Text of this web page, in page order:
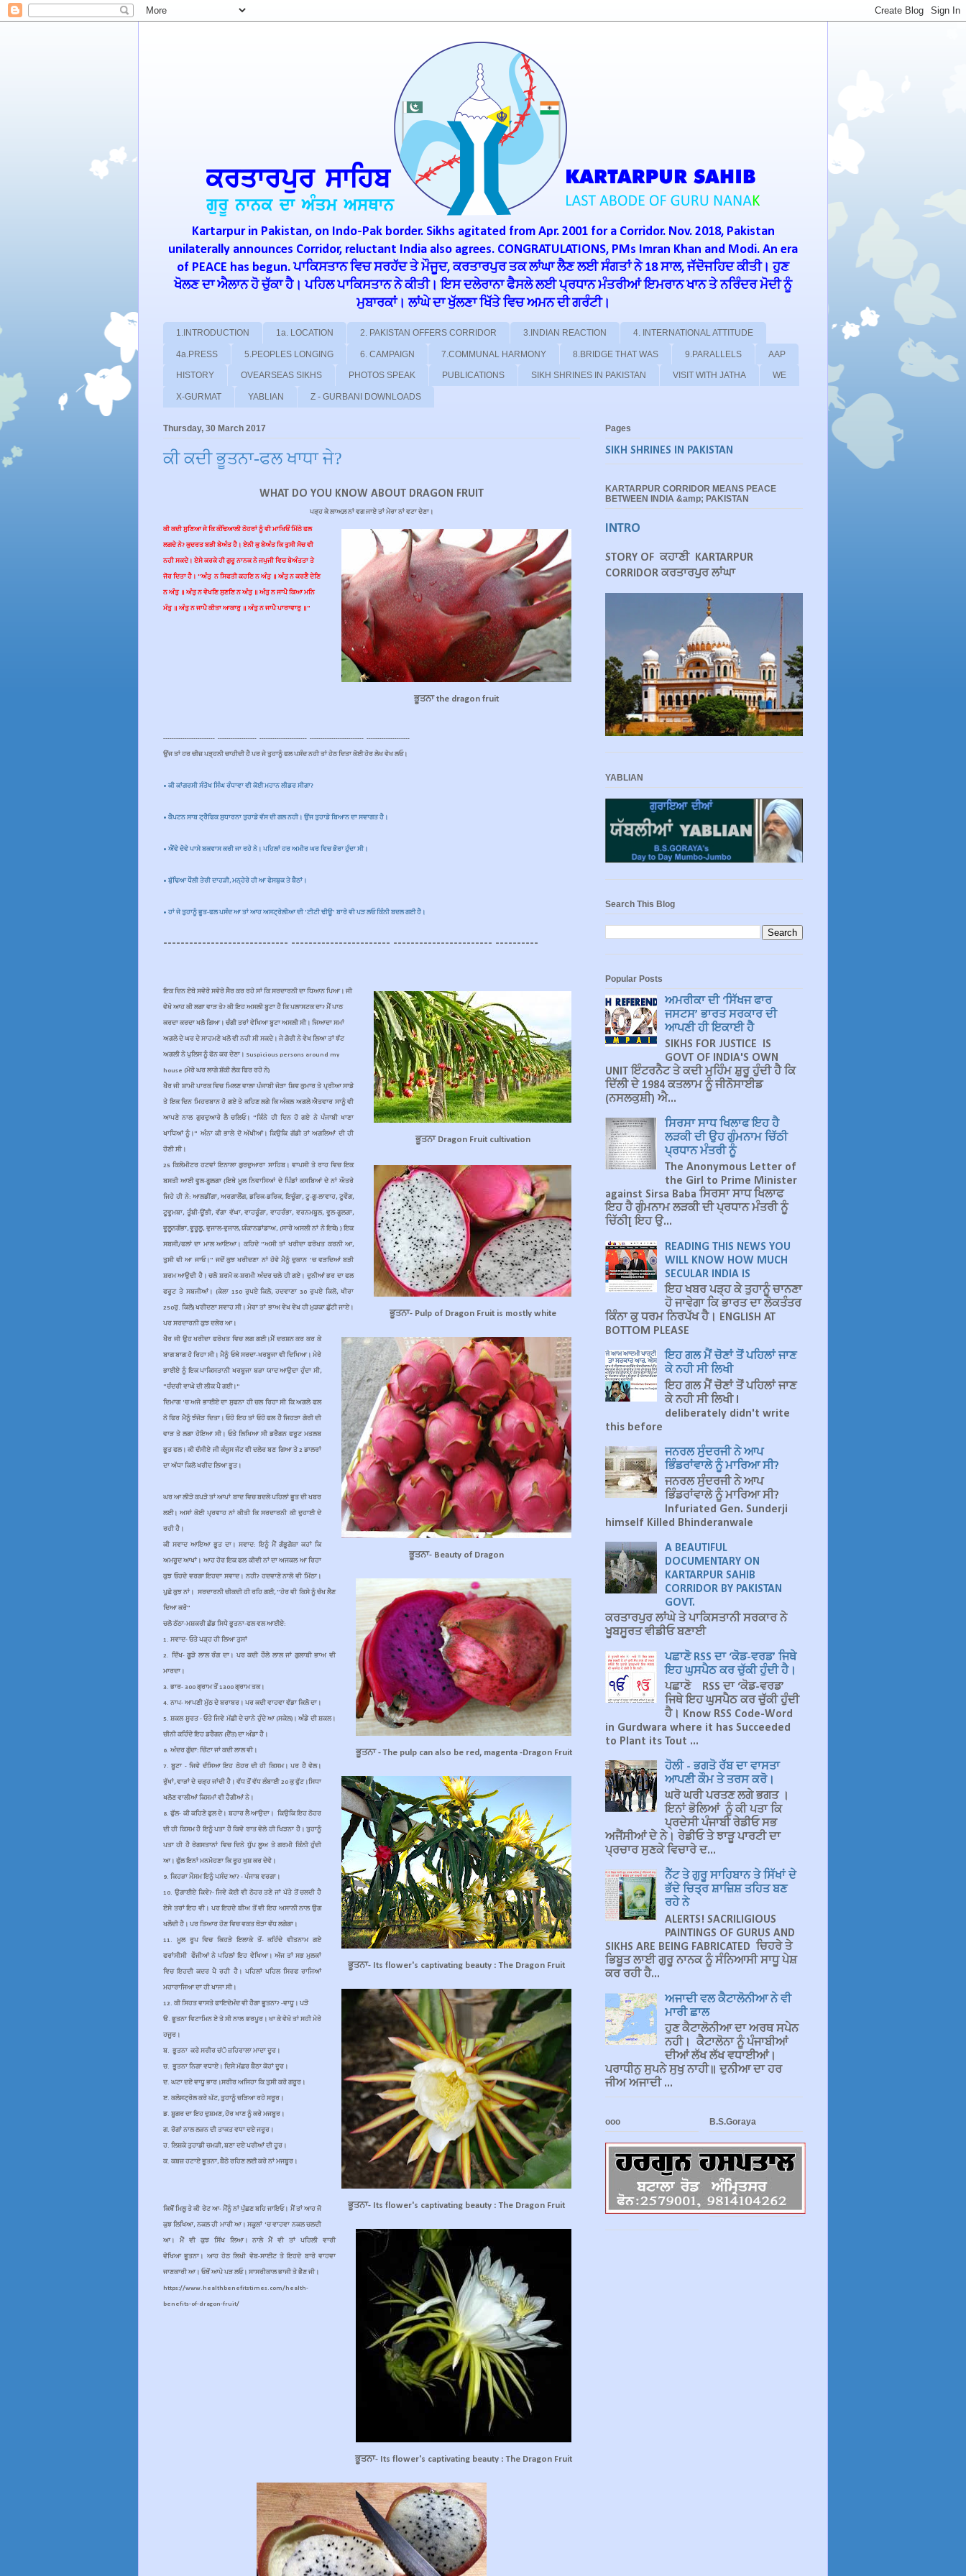
Kartarpur in Pakistan, on Indo-Pak border. Sikhs agitated from Apr. 2001 for a Corridor. Nov. 2018, Pakistan
unilaterally announces Corridor, reluctant India also agrees. CONGRATULATIONS, PMs Imran Khan and Modi. An era
of PEACE has begun. ਪਾਕਿਸਤਾਨ ਵਿਚ ਸਰਹੱਦ ਤੇ ਮੌਜੂਦ, ਕਰਤਾਰਪੁਰ ਤਕ ਲਾਂਘਾ ਲੈਣ ਲਈ ਸੰਗਤਾਂ ਨੇ 18 ਸਾਲ, ਜੱਦੋਜਹਿਦ ਕੀਤੀ। ਹੁਣ
ਖੋਲਣ ਦਾ ਐਲਾਨ ਹੋ ਚੁੱਕਾ ਹੈ। ਪਹਿਲ ਪਾਕਿਸਤਾਨ ਨੇ ਕੀਤੀ। ਇਸ ਦਲੇਰਾਨਾ ਫੈਸਲੇ ਲਈ ਪ੍ਰਧਾਨ ਮੰਤਰੀਆਂ ਇਮਰਾਨ ਖਾਨ ਤੇ ਨਰਿੰਦਰ ਮੋਦੀ ਨੂੰ
ਮੁਬਾਰਕਾਂ। ਲਾਂਘੇ ਦਾ ਖੁੱਲਣਾ ਖਿੱਤੇ ਵਿਚ ਅਮਨ ਦੀ ਗਰੰਟੀ।
1.INTRODUCTION 1a. LOCATION 2. PAKISTAN OFFERS CORRIDOR 3.INDIAN REACTION 4. INTERNATIONAL ATTITUDE
4a.PRESS 5.PEOPLES LONGING 6. CAMPAIGN 7.COMMUNAL HARMONY 8.BRIDGE THAT WAS 9.PARALLELS AAP
HISTORY OVEARSEAS SIKHS PHOTOS SPEAK PUBLICATIONS SIKH SHRINES IN PAKISTAN VISIT WITH JATHA WE
X-GURMAT YABLIAN Z - GURBANI DOWNLOADS
Thursday, 30 March 2017
ਕੀ ਕਦੀ ਭੂਤਨਾ-ਫਲ ਖਾਧਾ ਜੇ?
WHAT DO YOU KNOW ABOUT DRAGON FRUIT
ਪੜ੍ਹ ਕੇ ਲਾਅਲ਼ ਨਾਂ ਵਗ ਜਾਏ ਤਾਂ ਮੇਰਾ ਨਾਂ ਵਟਾ ਦੇਣਾ।
ਭੂਤਨਾ the dragon fruit
ਕੀ ਕਦੀ ਸੁਣਿਆ ਜੇ ਕਿ ਕੰਢਿਆਲੀ ਠੋਹਰਾਂ ਨੂੰ ਵੀ ਮਾਖਿਓਂ ਮਿੱਠੇ ਫਲ
ਲਗਦੇ ਨੇ? ਕੁਦਰਤ ਬੜੀ ਬੇਅੰਤ ਹੈ। ਏਨੀ ਕੁ ਬੇਅੰਤ ਕਿ ਤੁਸੀ ਸੋਚ ਵੀ
ਨਹੀ ਸਕਦੇ। ਏਸੇ ਕਰਕੇ ਹੀ ਗੁਰੂ ਨਾਨਕ ਨੇ ਜਪੁਜੀ ਵਿਚ ਬੇਅੰਤਤਾ ਤੇ
ਜੋਰ ਦਿਤਾ ਹੈ। "ਅੰਤੁ ਨ ਸਿਫਤੀ ਕਹਣਿ ਨ ਅੰਤੁ ॥ ਅੰਤੁ ਨ ਕਰਣੈ ਦੇਣਿ
ਨ ਅੰਤੁ ॥ ਅੰਤੁ ਨ ਵੇਖਣਿ ਸੁਣਣਿ ਨ ਅੰਤੁ ॥ ਅੰਤੁ ਨ ਜਾਪੈ ਕਿਆ ਮਨਿ
ਮੰਤੁ ॥ ਅੰਤੁ ਨ ਜਾਪੈ ਕੀਤਾ ਆਕਾਰੁ ॥ ਅੰਤੁ ਨ ਜਾਪੈ ਪਾਰਾਵਾਰੁ ॥"
------------------------ ------------------ ---------------------- ------------------------- --------------------
ਉਂਜ ਤਾਂ ਹਰ ਚੀਜ਼ ਪੜ੍ਹਨੀ ਚਾਹੀਦੀ ਹੈ ਪਰ ਜੇ ਤੁਹਾਨੂੰ ਫਲ ਪਸੰਦ ਨਹੀ ਤਾਂ ਹੇਠ ਦਿਤਾ ਕੋਈ ਹੋਰ ਲੇਖ ਵੇਖ ਲਓ।
• ਕੀ ਕਾਂਗਰਸੀ ਸੰਤੋਖ ਸਿੰਘ ਰੰਧਾਵਾ ਵੀ ਕੋਈ ਮਹਾਨ ਲੀਡਰ ਸੀਗਾ?
• ਕੈਪਟਨ ਸਾਬ ਟ੍ਰੈਫਿਕ ਸੁਧਾਰਨਾ ਤੁਹਾਡੇ ਵੱਸ ਦੀ ਗਲ ਨਹੀ। ਉਂਜ ਤੁਹਾਡੇ ਬਿਆਨ ਦਾ ਸਵਾਗਤ ਹੈ।
• ਐਂਵੇ ਦੋਵੇ ਪਾਸੇ ਬਕਵਾਸ ਕਰੀ ਜਾ ਰਹੇ ਨੇ। ਪਹਿਲਾਂ ਹਰ ਅਮੀਰ ਘਰ ਵਿਚ ਭੋਰਾ ਹੁੰਦਾ ਸੀ।
• ਬੁੱਢਿਆ ਧੌਲੀ ਤੇਰੀ ਦਾਹੜੀ, ਮਨ੍ਹੇਰੇ ਹੀ ਆ ਫੇਸਬੁਕ ਤੇ ਬੈਠਾਂ।
• ਹਾਂ ਜੇ ਤੁਹਾਨੂੰ ਭੂਤ-ਫਲ ਪਸੰਦ ਆ ਤਾਂ ਆਹ ਅਸਟ੍ਰੇਲੀਆ ਦੀ 'ਟੀਟੀ ਢੀਊ' ਬਾਰੇ ਵੀ ਪੜ ਲਓ ਕਿੰਨੀ ਬਦਲ ਗਈ ਹੈ।
----------------------------- ----------------------- ----------------------- ----------
ਭੂਤਨਾ Dragon Fruit cultivation
ਇਕ ਦਿਨ ਏਥੇ ਸਵੇਰੇ ਸਵੇਰੇ ਸੈਰ ਕਰ ਰਹੇ ਸਾਂ ਕਿ ਸਰਦਾਰਨੀ ਦਾ ਧਿਆਨ ਪਿਆ। ਜੀ
ਵੇਖੋ ਆਹ ਕੀ ਲਗਾ ਵਾੜ ਤੇ? ਕੀ ਇਹ ਅਸਲੀ ਬੂਟਾ ਹੈ ਕਿ ਪਲਾਸਟਕ ਦਾ? ਮੈਂ ਪਾਠ
ਕਰਦਾ ਕਰਦਾ ਖਲੋ ਗਿਆ। ਚੰਗੀ ਤਰਾਂ ਵੇਖਿਆ ਬੂਟਾ ਅਸਲੀ ਸੀ। ਜਿਆਦਾ ਸਮਾਂ
ਅਗਲੇ ਦੇ ਘਰ ਦੇ ਸਾਹਮਣੇ ਖਲੋ ਵੀ ਨਹੀ ਸੀ ਸਕਦੇ। ਜੇ ਗੋਰੀ ਨੇ ਵੇਖ ਲਿਆ ਤਾਂ ਝੱਟ
ਅਗਲੀ ਨੇ ਪੁਲਿਸ ਨੂੰ ਫੋਨ ਕਰ ਦੇਣਾ। Suspicious persons around my
house (ਮੇਰੇ ਘਰ ਲਾਗੇ ਸ਼ੱਕੀ ਲੋਕ ਫਿਰ ਰਹੇ ਨੇ)
ਖੈਰ ਜੀ ਸ਼ਾਮੀ ਪਾਰਕ ਵਿਚ ਮਿਲਣ ਵਾਲਾ ਪੰਜਾਬੀ ਜੋੜਾ ਸ਼ਿਵ ਕੁਮਾਰ ਤੇ ਪ੍ਰੀਆ ਸਾਡੇ
ਤੇ ਇਕ ਦਿਨ ਮਿਹਰਬਾਨ ਹੋ ਗਏ ਤੇ ਕਹਿਣ ਲਗੇ ਕਿ ਅੰਕਲ ਅਗਲੇ ਐਤਵਾਰ ਸਾਨੂੰ ਵੀ
ਆਪਣੇ ਨਾਲ ਗੁਰਦੁਆਰੇ ਲੈ ਚਲਿਓ। "ਕਿੰਨੇ ਹੀ ਦਿਨ ਹੋ ਗਏ ਨੇ ਪੰਜਾਬੀ ਖਾਣਾ
ਖਾਧਿਆਂ ਨੂੰ।" ਅੰਨਾ ਕੀ ਭਾਲੇ ਦੋ ਅੱਖੀਆਂ। ਕਿਉਕਿ ਗੱਡੀ ਤਾਂ ਅਗਲਿਆਂ ਦੀ ਹੀ
ਹੋਣੀ ਸੀ।
ਭੂਤਨਾ- Pulp of Dragon Fruit is mostly white
ਭੂਤਨਾ- Beauty of Dragon
25 ਕਿਲੋਮੀਟਰ ਹਟਵਾਂ ਇਨਾਲਾ ਗੁਰਦੁਆਰਾ ਸਾਹਿਬ। ਵਾਪਸੀ ਤੇ ਰਾਹ ਵਿਚ ਇਕ
ਬਸਤੀ ਆਈ ਵੂਲ-ਗੂਲਗਾ {ਇਥੇ ਮੂਲ ਨਿਵਾਸਿਆਂ ਦੇ ਪਿੰਡਾਂ ਕਸਬਿਆਂ ਦੇ ਨਾਂ ਔਤਰੇ
ਜਿਹੇ ਹੀ ਨੇ: ਆਲਡੀਂਗਾ, ਅਰਗਾਲੌਂਗ, ਡਰਿਕ-ਡਰਿਕ, ਇਚੂੰਗਾ, ਟੂ-ਗੂ-ਲਾਵਾਹ, ਟੂਵੌਗ,
ਟੂਵੂਮਬਾ, ਤੂੰਬੀ-ਊਂਭੀ, ਵੱਗਾ ਵੱਘਾ, ਵਾਹਰੂੰਗਾ, ਵਾਹਰੰਭਾ, ਵਰਨਮਬੂਲ, ਵੂਲ-ਗੂਲਗਾ,
ਵੂਲੂਨਗੱਭਾ, ਵੂਰੂਲੂ, ਵੁਜਾਲ-ਵੁਜਾਲ, ਯੰਕਾਨਡਾਂਡਾਅ, (ਸਾਰੇ ਅਸਲੀ ਨਾਂ ਨੇ ਇਥੇ) } ਇਕ
ਸਬਜੀ/ਫਲਾਂ ਦਾ ਮਾਲ ਆਇਆ। ਕਹਿਦੇ "ਅਸੀ ਤਾਂ ਖਰੀਦਾ ਫਰੋਖਤ ਕਰਨੀ ਆ,
ਤੁਸੀ ਵੀ ਆ ਜਾਓ।" ਜਦੋਂ ਕੁਝ ਖਰੀਦਣਾ ਨਾਂ ਹੋਵੇ ਮੈਨੂੰ ਦੁਕਾਨ 'ਚ ਵੜਦਿਆਂ ਬੜੀ
ਸ਼ਰਮ ਆਉਦੀ ਹੈ। ਚਲੋ ਸ਼ਰਮੋ ਕ-ਸ਼ਰਮੀ ਅੰਦਰ ਚਲੇ ਹੀ ਗਏ। ਦੁਨੀਆਂ ਭਰ ਦਾ ਫਲ
ਫਰੂਟ ਤੇ ਸਬਜੀਆਂ। (ਕੇਲਾ 150 ਰੁਪਏ ਕਿਲੋ, ਹਦਵਾਣਾ 30 ਰੁਪਏ ਕਿਲੋ, ਖੀਰਾ
250ਰੁ. ਕਿਲੋ) ਖਰੀਦਣਾ ਸਵਾਹ ਸੀ। ਮੇਰਾ ਤਾਂ ਭਾਅ ਵੇਖ ਵੇਖ ਹੀ ਮੁੜਕਾ ਛੁੱਟੀ ਜਾਏ।
ਪਰ ਸਰਦਾਰਨੀ ਕੁਝ ਦਲੇਰ ਆ।
ਖੈਰ ਜੀ ਉਹ ਖਰੀਦਾ ਫਰੋਖਤ ਵਿਚ ਲਗ ਗਈ।ਮੈਂ ਦਰਸ਼ਨ ਕਰ ਕਰ ਕੇ
ਬਾਗ ਬਾਗ ਹੋ ਰਿਹਾ ਸੀ। ਮੈਨੂੰ ਓਥੇ ਸਰਦਾ-ਖਰਬੂਜਾ ਵੀ ਦਿਖਿਆ। ਮੇਰੇ
ਭਾਈਏ ਨੂੰ ਇਕ ਪਾਕਿਸਤਾਨੀ ਖਰਬੂਜਾ ਬੜਾ ਯਾਦ ਆਉਦਾ ਹੁੰਦਾ ਸੀ,
"ਚੰਦਰੀ ਵਾਘੇ ਦੀ ਲੀਕ ਪੈ ਗਈ।"
ਦਿਮਾਗ 'ਚ ਅਜੇ ਭਾਈਏ ਦਾ ਸੁਫਨਾ ਹੀ ਚਲ ਰਿਹਾ ਸੀ ਕਿ ਅਗਲੇ ਫਲ
ਨੇ ਫਿਰ ਮੈਨੂੰ ਝੰਜੋੜ ਦਿਤਾ। ਓਹੋ ਇਹ ਤਾਂ ਓਹੋ ਫਲ ਹੈ ਜਿਹੜਾ ਗੋਰੀ ਦੀ
ਵਾੜ ਤੇ ਲਗਾ ਹੋਇਆ ਸੀ। ਓਤੇ ਲਿਖਿਆ ਸੀ ਡਰੈਗਨ ਫਰੂਟ ਮਤਲਬ
ਭੂਤ ਫਲ। ਕੀ ਦੱਸੀਏ ਜੀ ਕੰਜੂਸ ਜੱਟ ਵੀ ਦਲੇਰ ਬਣ ਗਿਆ ਤੇ 2 ਡਾਲਰਾਂ
ਦਾ ਅੱਧਾ ਕਿਲੋ ਖਰੀਦ ਲਿਆ ਭੂਤ।
ਭੂਤਨਾ - The pulp can also be red, magenta -Dragon Fruit
ਘਰ ਆ ਲੀੜੇ ਕਪੜੇ ਤਾਂ ਆਪਾਂ ਬਾਦ ਵਿਚ ਬਦਲੇ ਪਹਿਲਾਂ ਭੂਤ ਦੀ ਖਬਰ
ਲਈ। ਅਸਾਂ ਕੋਈ ਪ੍ਰਵਾਹ ਨਾਂ ਕੀਤੀ ਕਿ ਸਰਦਾਰਨੀ ਕੀ ਦੁਹਾਈ ਦੇ
ਰਹੀ ਹੈ।
ਕੀ ਸਵਾਦ ਆਇਆ ਭੂਤ ਦਾ। ਸਵਾਦ: ਇਨੂੰ ਮੈਂ ਗੱਭੂਗੋਸ਼ਾ ਕਹਾਂ ਕਿ
ਅਮਰੂਦ ਆਖਾਂ। ਆਹ ਹੋਰ ਇਕ ਫਲ ਕੀਵੀ ਨਾਂ ਦਾ ਅਜਕਲ ਆ ਰਿਹਾ
ਕੁਝ ਓਹਦੇ ਵਰਗਾ ਇਹਦਾ ਸਵਾਦ। ਨਹੀ? ਹਦਵਾਣੇ ਨਾਲੋ ਵੀ ਮਿੱਠਾ।
ਪੁਛੋ ਕੁਝ ਨਾਂ। ਸਰਦਾਰਨੀ ਚੀਕਦੀ ਹੀ ਰਹਿ ਗਈ, "ਹੋਰ ਵੀ ਕਿਸੇ ਨੂੰ ਚੱਖ ਲੈਣ
ਦਿਆ ਕਰੋ"
ਚਲੋ ਠੱਠਾ-ਮਸ਼ਕਰੀ ਛੱਡ ਸਿਧੇ ਭੂਤਨਾ-ਫਲ ਵਲ ਆਈਏ:
1. ਸਵਾਦ- ਓਤੇ ਪੜ੍ਹ ਹੀ ਲਿਆ ਤੁਸਾਂ
2. ਦਿੱਖ- ਗੂੜੇ ਲਾਲ ਰੰਗ ਦਾ। ਪਰ ਕਦੀ ਹੌਲੇ ਲਾਲ ਜਾਂ ਗੁਲਾਬੀ ਭਾਅ ਵੀ
ਮਾਰਦਾ।
3. ਭਾਰ- 300 ਗ੍ਰਾਮ ਤੋਂ 1300 ਗ੍ਰਾਮ ਤਕ।
4. ਨਾਪ- ਆਪਣੀ ਮੁੱਠ ਦੇ ਬਰਾਬਰ। ਪਰ ਕਦੀ ਵਾਹਵਾ ਵੱਡਾ ਕਿਲੋ ਦਾ।
5. ਸ਼ਕਲ ਸੂਰਤ - ਓਤੇ ਜਿਵੇ ਮੱਛੀ ਦੇ ਚਾਨੇ ਹੁੰਦੇ ਆ (ਸਕੇਲ)। ਅੰਡੇ ਦੀ ਸ਼ਕਲ।
ਚੀਨੀ ਕਹਿੰਦੇ ਇਹ ਡਰੈਗਨ (ਦੈਂਤ) ਦਾ ਅੰਡਾ ਹੈ।
ਭੂਤਨਾ- Its flower's captivating beauty : The Dragon Fruit
6. ਅੰਦਰ ਗੁੱਦਾ: ਚਿੱਟਾ ਜਾਂ ਕਦੀ ਲਾਲ ਵੀ।
7. ਬੂਟਾ - ਜਿਵੇ ਦੱਸਿਆ ਇਹ ਠੋਹਰ ਦੀ ਹੀ ਕਿਸਮ। ਪਰ ਹੈ ਵੇਲ।
ਰੁੱਖਾਂ, ਵਾੜਾਂ ਦੇ ਚੜ੍ਹ ਜਾਂਦੀ ਹੈ। ਵੱਧ ਤੋਂ ਵੱਧ ਲੰਬਾਈ 20 ਕੁ ਫੁੱਟ।ਸਿਧਾ
ਖਲੋਣ ਵਾਲੀਆਂ ਕਿਸਮਾਂ ਵੀ ਹੈਗੀਆਂ ਨੇ।
8. ਫੁੱਲ- ਕੀ ਕਹਿਣੇ ਫੁਲ ਦੇ। ਬਹਾਰ ਲੈ ਆਉਦਾ। ਕਿਉਕਿ ਇਹ ਠੋਹਰ
ਦੀ ਹੀ ਕਿਸਮ ਹੈ ਇਨੂੰ ਪਤਾ ਹੈ ਕਿਵੇ ਰਾਤ ਵੇਲੇ ਹੀ ਖਿੜਨਾ ਹੈ। ਤੁਹਾਨੂੰ
ਪਤਾ ਹੀ ਹੈ ਰੇਗਸਤਾਨਾਂ ਵਿਚ ਦਿਨੇ ਧੁੱਪ ਲੂਅ ਤੇ ਗਰਮੀ ਕਿੰਨੀ ਹੁੰਦੀ
ਆ। ਫੁੱਲ ਇਨਾਂ ਮਨਮੋਹਣਾ ਕਿ ਰੂਹ ਖੁਸ਼ ਕਰ ਦੇਵੇ।
9. ਕਿਹੜਾ ਮੌਸਮ ਇਨੂੰ ਪਸੰਦ ਆ? - ਪੰਜਾਬ ਵਰਗਾ।
10. ਉਗਾਈਏ ਕਿਵੇ?- ਜਿਵੇ ਕੋਈ ਵੀ ਠੋਹਰ ਤਣੇ ਜਾਂ ਪੱਤੇ ਤੋਂ ਚਲਦੀ ਹੈ
ਏਸੇ ਤਰਾਂ ਇਹ ਵੀ। ਪਰ ਇਹਦੇ ਬੀਅ ਤੋਂ ਵੀ ਇਹ ਅਸਾਨੀ ਨਾਲ ਉਗ
ਖਲੌਦੀ ਹੈ। ਪਰ ਤਿਆਰ ਹੋਣ ਵਿਚ ਵਕਤ ਥੋੜਾ ਵੱਧ ਲਗੇਗਾ।
ਭੂਤਨਾ- Its flower's captivating beauty : The Dragon Fruit
11. ਮੂਲ ਰੂਪ ਵਿਚ ਕਿਹੜੇ ਇਲਾਕੇ ਤੋਂ- ਕਹਿੰਦੇ ਵੀਤਨਾਮ ਗਏ
ਫਰਾਂਸੀਸੀ ਫੌਜੀਆਂ ਨੇ ਪਹਿਲਾਂ ਇਹ ਵੇਖਿਆ। ਅੱਜ ਤਾਂ ਸਭ ਮੁਲਕਾਂ
ਵਿਚ ਇਹਦੀ ਕਦਰ ਪੈ ਰਹੀ ਹੈ। ਪਹਿਲਾਂ ਪਹਿਲ ਸਿਰਫ ਰਾਜਿਆਂ
ਮਹਾਰਾਜਿਆ ਦਾ ਹੀ ਖਾਜਾ ਸੀ।
12. ਕੀ ਸਿਹਤ ਵਾਸਤੇ ਫਾਇਦੇਮੰਦ ਵੀ ਹੈਗਾ ਭੂਤਨਾ? -ਵਾਧੂ। ਪੜੋ
ੳ. ਭੂਤਨਾ ਵਿਟਾਮਿਨ ਏ ਤੇ ਸੀ ਨਾਲ ਭਰਪੂਰ। ਖਾ ਕੇ ਵੇਖੋ ਤਾਂ ਸਹੀ ਮੇਰੇ
ਹਜੂਰ।
ਬ. ਭੂਤਨਾ ਕਰੇ ਸਰੀਰ ਚਂੋ ਜ਼ਹਿਰਾਲਾ ਮਾਦਾ ਦੂਰ।
ਚ. ਭੂਤਨਾ ਨਿਗਾ ਵਧਾਏ। ਦਿਸੇ ਮੱਛਰ ਬੈਠਾ ਕੋਹਾਂ ਦੂਰ।
ਦ. ਘਟਾ ਦਏ ਵਾਧੂ ਭਾਰ।ਸਰੀਰ ਅਜਿਹਾ ਕਿ ਤੁਸੀ ਕਰੋ ਗਰੂਰ।
ੲ. ਕਲੋਸਟ੍ਰੋਲ ਕਰੇ ਘੱਟ, ਤੁਹਾਨੂੰ ਚੜਿਆ ਰਹੇ ਸਰੂਰ।
ਡ. ਸ਼ੂਗਰ ਦਾ ਇਹ ਦੁਸ਼ਮਣ, ਹੋਰ ਖਾਣ ਨੂੰ ਕਰੇ ਮਜਬੂਰ।
ਗ. ਰੋਗਾਂ ਨਾਲ ਲੜਨ ਦੀ ਤਾਕਤ ਵਧਾ ਦਏ ਜਰੂਰ।
ਹ. ਲਿਸ਼ਕੇ ਤੁਹਾਡੀ ਚਮੜੀ, ਬਣਾ ਦਏ ਪਰੀਆਂ ਦੀ ਹੂਰ।
ਕ. ਕਬਜ਼ ਹਟਾਏਭੂਤਨਾ, ਬੈਠੇ ਰਹਿਣ ਲਈ ਕਰੇ ਨਾਂ ਮਜਬੂਰ।
ਭੂਤਨਾ- Its flower's captivating beauty : The Dragon Fruit
ਕਿਥੋਂ ਮਿਲੂ ਤੇ ਕੀ ਰੇਟ ਆ- ਮੈਂਨੂੰ ਨਾਂ ਪੁੱਛਣ ਬਹਿ ਜਾਇਓ। ਮੈਂ ਤਾਂ ਆਹ ਜੋ
ਕੁਝ ਲਿਖਿਆ, ਨਕਲ ਹੀ ਮਾਰੀ ਆ। ਸਕੂਲਾਂ 'ਚ ਵਾਹਵਾ ਨਕਲ ਚਲਦੀ
ਆ। ਮੈਂ ਵੀ ਕੁਝ ਸਿੱਖ ਲਿਆ। ਨਾਲੇ ਮੈਂ ਵੀ ਤਾਂ ਪਹਿਲੀ ਵਾਰੀ
ਵੇਖਿਆਭੂਤਨਾ । ਆਹ ਹੇਠ ਲਿਖੀ ਵੇਬ-ਸਾਈਟ ਤੇ ਇਹਦੇ ਬਾਰੇ ਵਾਹਵਾ
ਜਾਣਕਾਰੀ ਆ। ਓਥੋਂ ਆਪੇ ਪੜ ਲਓ। ਸਾਸਰੀਕਾਲ ਭਾਜੀ ਤੇ ਭੈਣ ਜੀ।
https://www.healthbenefitstimes.com/health-
benefits-of-dragon-fruit/
Pages
SIKH SHRINES IN PAKISTAN
KARTARPUR CORRIDOR MEANS PEACE
BETWEEN INDIA &amp; PAKISTAN
INTRO
STORY OF ਕਹਾਣੀ KARTARPUR
CORRIDOR ਕਰਤਾਰਪੁਰ ਲਾਂਘਾ
YABLIAN
Search This Blog
Popular Posts
ਅਮਰੀਕਾ ਦੀ ‘ਸਿੱਖਜ ਫਾਰ
ਜਸਟਸ’ ਭਾਰਤ ਸਰਕਾਰ ਦੀ
ਆਪਣੀ ਹੀ ਇਕਾਈ ਹੈ
SIKHS FOR JUSTICE IS
GOVT OF INDIA'S OWN
UNIT ਇੰਟਰਨੈਟ ਤੇ ਕਦੀ ਮੁਹਿੰਮ ਸ਼ੁਰੂ ਹੁੰਦੀ ਹੈ ਕਿ
ਦਿੱਲੀ ਦੇ 1984 ਕਤਲਾਮ ਨੂੰ ਜੀਨੋਸਾਈਡ
(ਨਸਲਕੁਸ਼ੀ) ਐ...
ਸਿਰਸਾ ਸਾਧ ਖਿਲਾਫ ਇਹ ਹੈ
ਲੜਕੀ ਦੀ ਉਹ ਗੁੰਮਨਾਮ ਚਿੱਠੀ
ਪ੍ਰਧਾਨ ਮੰਤਰੀ ਨੂੰ
The Anonymous Letter of
the Girl to Prime Minister
against Sirsa Baba ਸਿਰਸਾ ਸਾਧ ਖਿਲਾਫ
ਇਹ ਹੈ ਗੁੰਮਨਾਮ ਲੜਕੀ ਦੀ ਪ੍ਰਧਾਨ ਮੰਤਰੀ ਨੂੰ
ਚਿੱਠੀ[ ਇਹ ਉ...
READING THIS NEWS YOU
WILL KNOW HOW MUCH
SECULAR INDIA IS
ਇਹ ਖਬਰ ਪੜ੍ਹ ਕੇ ਤੁਹਾਨੂੰ ਚਾਨਣਾ
ਹੋ ਜਾਵੇਗਾ ਕਿ ਭਾਰਤ ਦਾ ਲੋਕਤੰਤਰ
ਕਿੰਨਾ ਕੁ ਧਰਮ ਨਿਰਪੱਖ ਹੈ। ENGLISH AT
BOTTOM PLEASE
ਇਹ ਗਲ ਮੈਂ ਚੋਣਾਂ ਤੋਂ ਪਹਿਲਾਂ ਜਾਣ
ਕੇ ਨਹੀ ਸੀ ਲਿਖੀ
ਇਹ ਗਲ ਮੈਂ ਚੋਣਾਂ ਤੋਂ ਪਹਿਲਾਂ ਜਾਣ
ਕੇ ਨਹੀ ਸੀ ਲਿਖੀ I
deliberately didn't write
this before
ਜਨਰਲ ਸੁੰਦਰਜੀ ਨੇ ਆਪ
ਭਿੰਡਰਾਂਵਾਲੇ ਨੂੰ ਮਾਰਿਆ ਸੀ?
ਜਨਰਲ ਸੁੰਦਰਜੀ ਨੇ ਆਪ
ਭਿੰਡਰਾਂਵਾਲੇ ਨੂੰ ਮਾਰਿਆ ਸੀ?
Infuriated Gen. Sunderji
himself Killed Bhinderanwale
A BEAUTIFUL
DOCUMENTARY ON
KARTARPUR SAHIB
CORRIDOR BY PAKISTAN
GOVT.
ਕਰਤਾਰਪੁਰ ਲਾਂਘੇ ਤੇ ਪਾਕਿਸਤਾਨੀ ਸਰਕਾਰ ਨੇ
ਖੂਬਸੂਰਤ ਵੀਡੀਓ ਬਣਾਈ
ਪਛਾਣੋ RSS ਦਾ ‘ਕੋਡ-ਵਰਡ’ ਜਿਥੇ
ਇਹ ਘੁਸਪੈਠ ਕਰ ਚੁੱਕੀ ਹੁੰਦੀ ਹੈ।
ਪਛਾਣੋ RSS ਦਾ ‘ਕੋਡ-ਵਰਡ’
ਜਿਥੇ ਇਹ ਘੁਸਪੈਠ ਕਰ ਚੁੱਕੀ ਹੁੰਦੀ
ਹੈ। Know RSS Code-Word
in Gurdwara where it has Succeeded
to Plant its Tout ...
ਹੋਲੀ - ਭਗਤੋ ਰੱਬ ਦਾ ਵਾਸਤਾ
ਆਪਣੀ ਕੌਮ ਤੇ ਤਰਸ ਕਰੋ।
ਘਰੋ ਘਰੀ ਪਰਤਣ ਲਗੇ ਭਗਤ ।
ਇਨਾਂ ਭੋਲਿਆਂ ਨੂੰ ਕੀ ਪਤਾ ਕਿ
ਪ੍ਰਦੇਸੀ ਪੰਜਾਬੀ ਰੇਡੀਓ ਸਭ
ਅਜੈਂਸੀਆਂ ਦੇ ਨੇ। ਰੇਡੀਓ ਤੇ ਝਾੜੂ ਪਾਰਟੀ ਦਾ
ਪ੍ਰਚਾਰ ਸੁਣਕੇ ਵਿਚਾਰੇ ਦ...
ਨੈੱਟ ਤੇ ਗੁਰੂ ਸਾਹਿਬਾਨ ਤੇ ਸਿੱਖਾਂ ਦੇ
ਭੱਦੇ ਚਿਤ੍ਰ ਸ਼ਾਜ਼ਿਸ਼ ਤਹਿਤ ਬਣ
ਰਹੇ ਨੇ
ALERTS! SACRILIGIOUS
PAINTINGS OF GURUS AND
SIKHS ARE BEING FABRICATED ਚਿਹਰੇ ਤੇ
ਭਿਬੂਤ ਲਾਈ ਗੁਰੂ ਨਾਨਕ ਨੂੰ ਸੰਨਿਆਸੀ ਸਾਧੂ ਪੇਸ਼
ਕਰ ਰਹੀ ਹੈ...
ਅਜਾਦੀ ਵਲ ਕੈਟਾਲੋਨੀਆ ਨੇ ਵੀ
ਮਾਰੀ ਛਾਲ
ਹੁਣ ਕੈਟਾਲੋਨੀਆ ਦਾ ਅਰਥ ਸਪੇਨ
ਨਹੀ। ਕੈਟਾਲੋਨਾ ਨੂੰ ਪੰਜਾਬੀਆਂ
ਦੀਆਂ ਲੱਖ ਲੱਖ ਵਧਾਈਆਂ।
ਪਰਾਧੀਨੁ ਸੁਪਨੇ ਸੁਖੁ ਨਾਹੀ॥ ਦੁਨੀਆ ਦਾ ਹਰ
ਜੀਅ ਅਜਾਦੀ ...
ooo B.S.Goraya